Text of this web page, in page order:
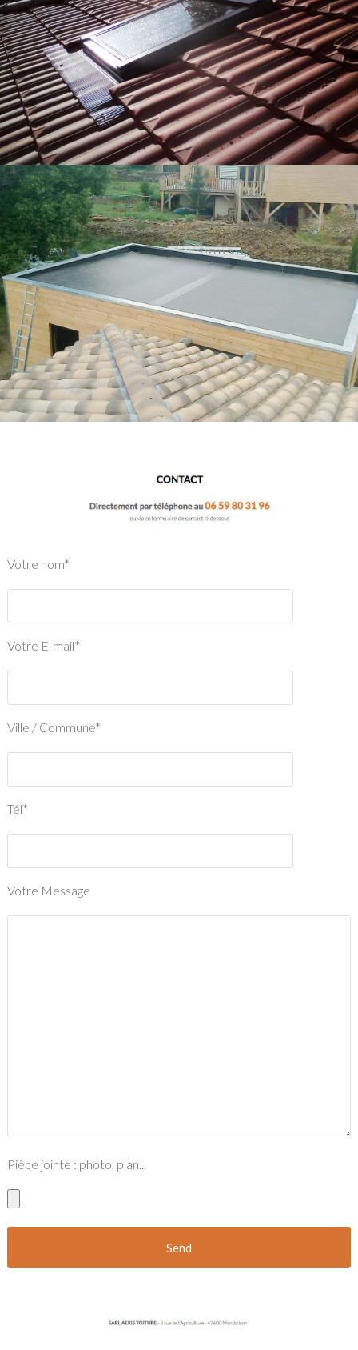
Votre nom*
Votre E-mail*
Ville / Commune*
Tél*
Votre Message
Pièce jointe : photo, plan...